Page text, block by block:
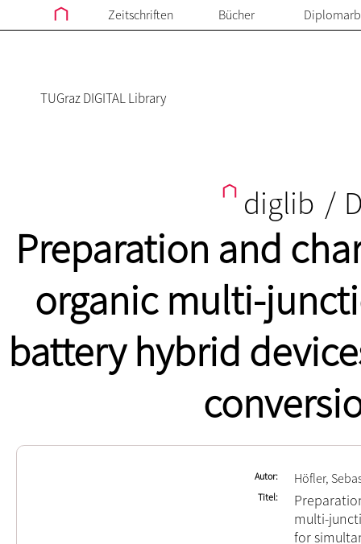
Zeitschriften Bücher
TUGraz DIGITAL Library
diglib /
Preparation and
organic multi-
battery hybrid
Autor Höfler,
Titel
multi-
for